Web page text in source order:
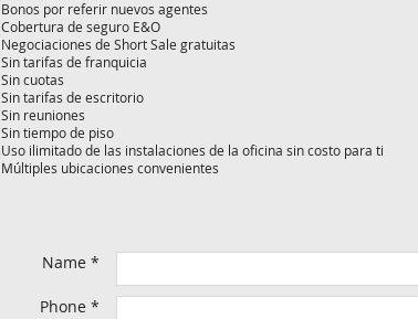
Bonos por referir nuevos agentes
Cobertura de seguro E&O
Negociaciones de Short Sale gratuitas
Sin tarifas de franquicia
Sin cuotas
Sin tarifas de escritorio
Sin reuniones
Sin tiempo de piso
Uso ilimitado de las instalaciones de la oficina sin costo para ti
Múltiples ubicaciones convenientes
Name *
Phone *